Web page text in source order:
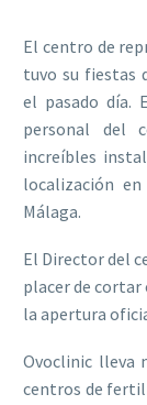
El centro de
tuvo su fiestas
el pasado día.
personal del
increíbles
localización en
Málaga.
El Director del
placer de
la apertura
Ovoclinic lleva
centros de